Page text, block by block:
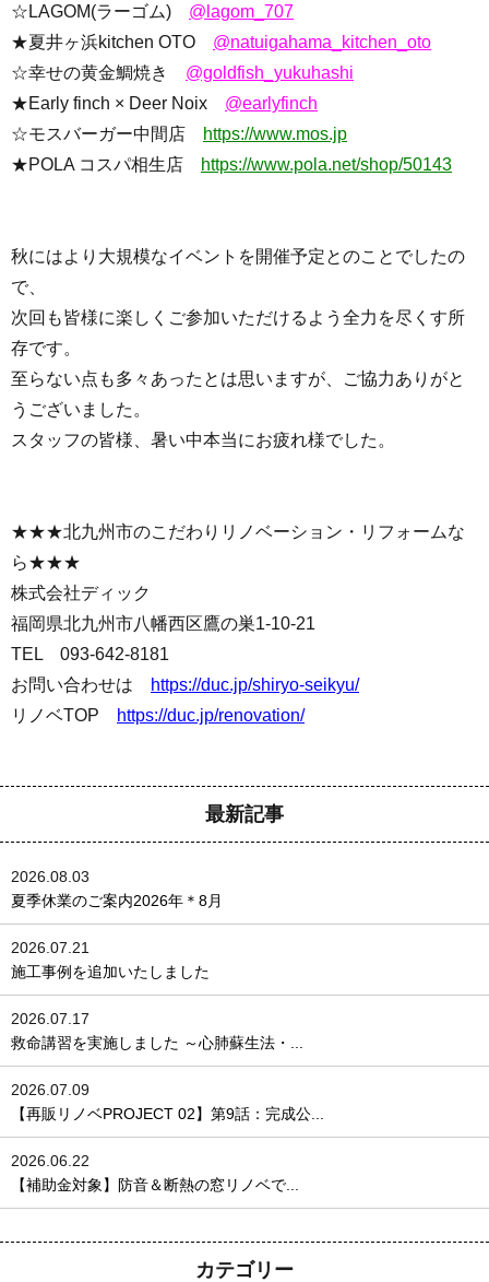
☆LAGOM(ラーゴム) @lagom_707
★夏井ヶ浜kitchen OTO @natuigahama_kitchen_oto
☆幸せの黄金鯛焼き @goldfish_yukuhashi
★Early finch × Deer Noix @earlyfinch
☆モスバーガー中間店
https://www.mos.jp
★POLA コスパ相生店
https://www.pola.net/shop/50143
秋にはより大規模なイベントを開催予定とのことでしたの
で、
次回も皆様に楽しくご参加いただけるよう全力を尽くす所
存です。
至らない点も多々あったとは思いますが、ご協力ありがと
うございました。
スタッフの皆様、暑い中本当にお疲れ様でした。
★★★北九州市のこだわりリノベーション・リフォームな
ら★★★
株式会社ディック
福岡県北九州市八幡西区鷹の巣1-10-21
TEL 093-642-8181
お問い合わせは
https://duc.jp/shiryo-seikyu/
リノベTOP
https://duc.jp/renovation/
最新記事
2026.08.03
夏季休業のご案内2026年＊8月
2026.07.21
施工事例を追加いたしました
2026.07.17
救命講習を実施しました ～心肺蘇生法・...
2026.07.09
【再販リノベPROJECT 02】第9話：完成公...
2026.06.22
【補助金対象】防音＆断熱の窓リノベで...
カテゴリー